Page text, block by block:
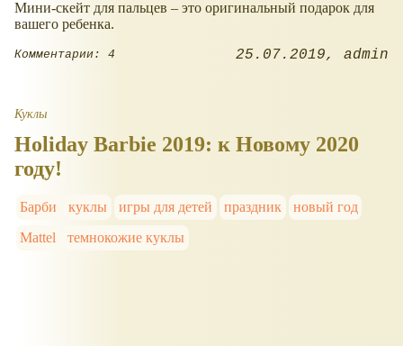
Мини-скейт для пальцев – это оригинальный подарок для
вашего ребенка.
Комментарии: 4 25.07.2019 admin
Куклы
Holiday Barbie 2019: к Новому 2020
году!
Барби куклы игры для детей праздник
новый год
Mattel
темнокожие куклы